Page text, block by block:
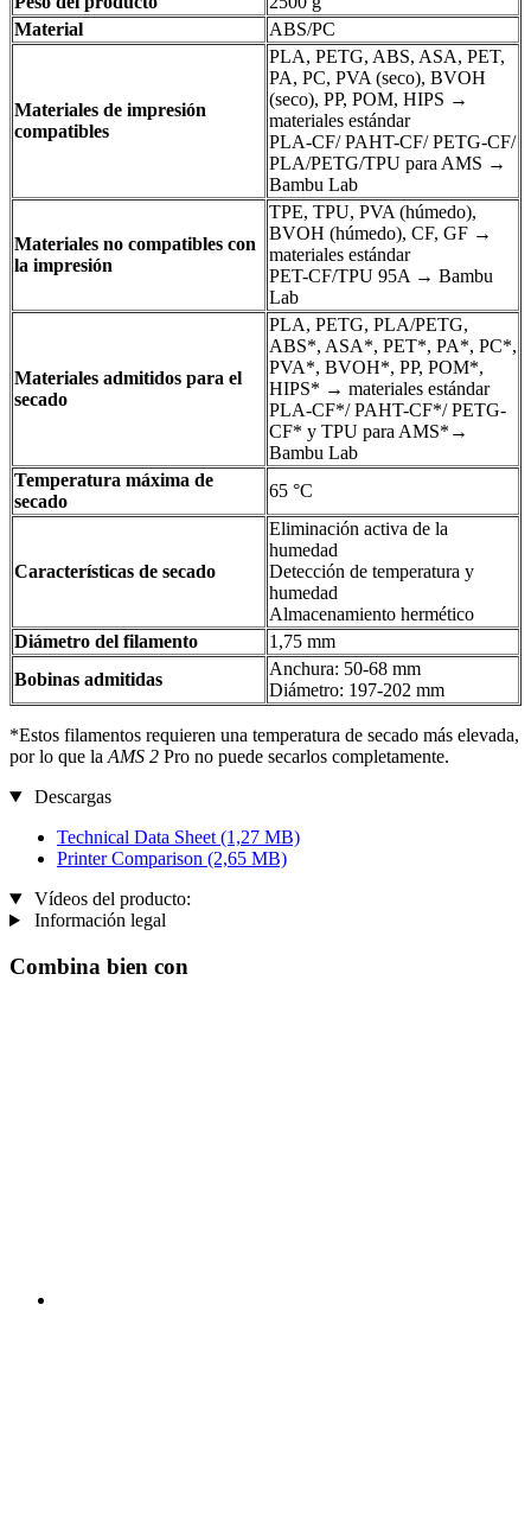
Material
ABS/PC
Materiales de impresión
compatibles
PLA, PETG, ABS, ASA, PET,
PA, PC, PVA (seco), BVOH
(seco), PP, POM, HIPS →
materiales estándar
PLA-CF/ PAHT-CF/ PETG-CF/
PLA/PETG/TPU para AMS →
Bambu Lab
Materiales no compatibles con
la impresión
TPE, TPU, PVA (húmedo),
BVOH (húmedo), CF, GF →
materiales estándar
PET-CF/TPU 95A → Bambu
Lab
Materiales admitidos para el
secado
PLA, PETG, PLA/PETG,
ABS*, ASA*, PET*, PA*, PC*,
PVA*, BVOH*, PP, POM*,
HIPS* → materiales estándar
PLA-CF*/ PAHT-CF*/ PETG-
CF* y TPU para AMS*→
Bambu Lab
Temperatura máxima de
secado
65 °C
Características de secado
Eliminación activa de la
humedad
Detección de temperatura y
humedad
Almacenamiento hermético
Diámetro del filamento
1,75 mm
Bobinas admitidas
Anchura: 50-68 mm
Diámetro: 197-202 mm
*Estos filamentos requieren una temperatura de secado más elevada,
por lo que la AMS 2 Pro no puede secarlos completamente.
Descargas
Technical Data Sheet (1,27 MB)
Printer Comparison (2,65 MB)
Vídeos del producto:
Información legal
Combina bien con